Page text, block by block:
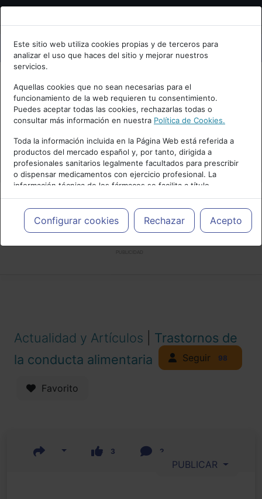
Bienvenid@ a psiquiatria.com
Escribe tu Email
Accede o regístrate con tu email.
Cancelar
Este sitio web utiliza cookies propias y de terceros para
analizar el uso que haces del sitio y mejorar nuestros
servicios.
Aquellas cookies que no sean necesarias para el
funcionamiento de la web requieren tu consentimiento.
Puedes aceptar todas las cookies, rechazarlas todas o
consultar más información en nuestra Política de Cookies.
Toda la información incluida en la Página Web está referida a
productos del mercado español y, por tanto, dirigida a
profesionales sanitarios legalmente facultados para prescribir
o dispensar medicamentos con ejercicio profesional. La
información técnica de los fármacos se facilita a título
meramente informativo, siendo responsabilidad de los
profesionales facultados prescribir medicamentos y decidir, en
cada caso concreto, el tratamiento más adecuado a las
necesidades del paciente.
Configurar cookies Rechazar Acepto
Actualidad y Artículos
Trastornos de
la conducta alimentaria
Seguir 98
Favorito
3 2
PUBLICAR